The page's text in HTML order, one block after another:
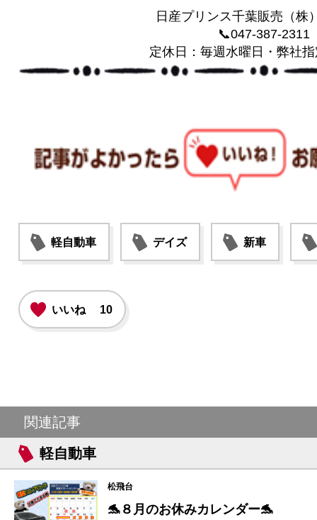
日産プリンス千葉販売（株
📞047-387-2311
定休日：毎週水曜日・弊社
軽自動車 デイズ 新車
いいね 10
関連記事
軽自動車
松飛台
🐬８月のお休みカレンダー🐬